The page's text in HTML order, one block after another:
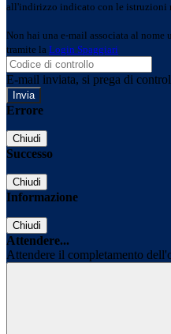
all'indirizzo indicato con le istruzioni
Non hai una e-mail associata al nome
tramite la Login Spaggiari
E-mail inviata, si prega di
Errore
Chiudi
Successo
Chiudi
Informazione
Chiudi
Attendere...
Attendere il completamento